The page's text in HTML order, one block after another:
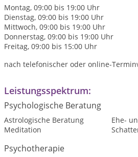
Montag, 09:00 bis 19:00 Uhr
Dienstag, 09:00 bis 19:00 Uhr
Mittwoch, 09:00 bis 19:00 Uhr
Donnerstag, 09:00 bis 19:00 Uhr
Freitag, 09:00 bis 15:00 Uhr
nach telefonischer oder online-
Leistungsspektrum:
Psychologische Beratung
Astrologische Beratung
Ehe-
Meditation
Psychotherapie